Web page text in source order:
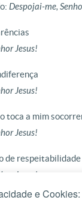
Despojai-me,
Jesus!
Jesus!
toca a mim
Jesus!
de
Jesus!
e Cookies: